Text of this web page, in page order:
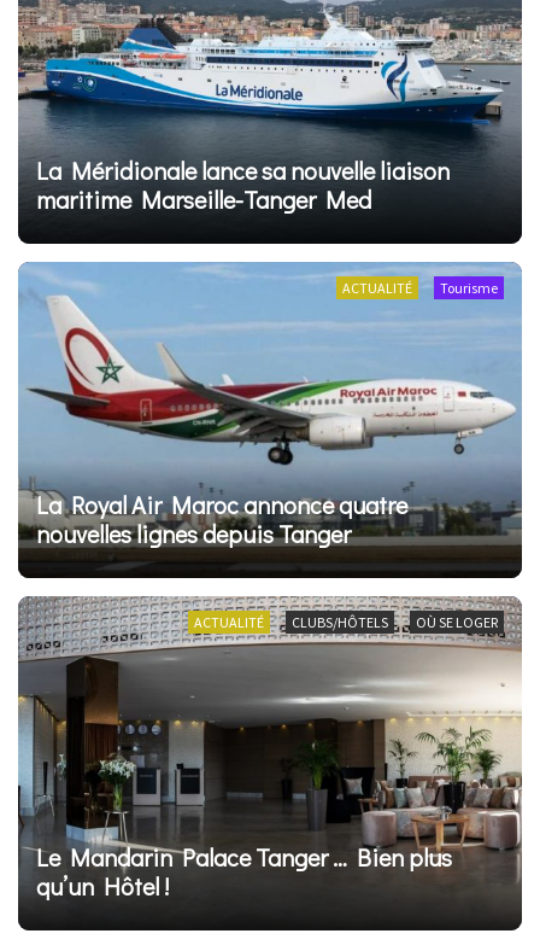
La Méridionale lance sa nouvelle liaison
maritime Marseille-Tanger Med
ACTUALITÉ Tourisme
La Royal Air Maroc annonce quatre
nouvelles lignes depuis Tanger
ACTUALITÉ CLUBS/HÔTELS OÙ SE LOGER
Le Mandarin Palace Tanger … Bien plus
qu’un Hôtel !